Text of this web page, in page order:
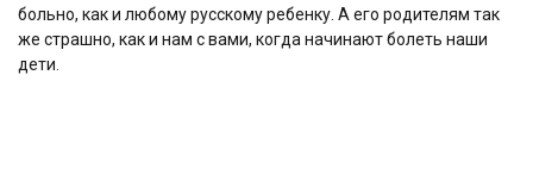
больно, как и любому русскому ребенку. А его родителям так
же страшно, как и нам с вами, когда начинают болеть наши
дети.